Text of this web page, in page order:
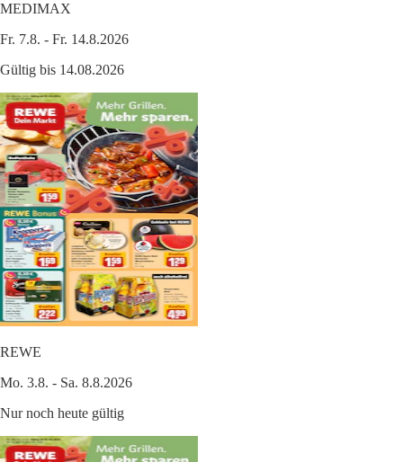
MEDIMAX
Fr. 7.8. - Fr. 14.8.2026
Gültig bis 14.08.2026
REWE
Mo. 3.8. - Sa. 8.8.2026
Nur noch heute gültig